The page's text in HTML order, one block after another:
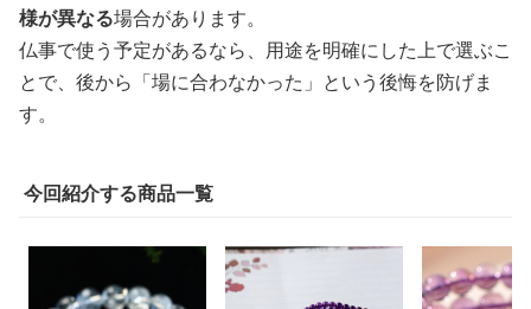
様が異なる場合があります。
仏事で使う予定があるなら、用途を明確にした上で選ぶこ
とで、後から「場に合わなかった」という後悔を防げま
す。
今回紹介する商品一覧